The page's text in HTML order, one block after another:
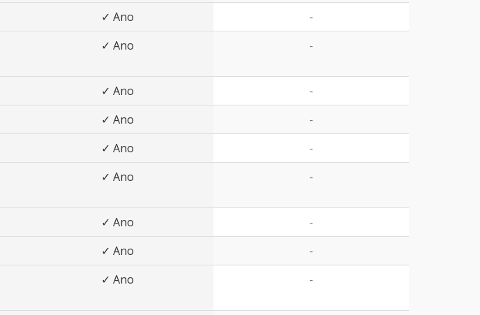
✓ Ano
-
✓ Ano -
✓ Ano
-
✓ Ano
-
✓ Ano
-
✓ Ano -
✓ Ano
-
✓ Ano
-
✓ Ano -